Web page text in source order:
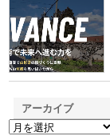
アーカイブ